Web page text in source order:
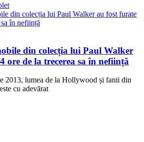
din colecția lui Paul Walker
ore de la trecerea sa în neființă
2013, lumea de la Hollywood și fanii din
cu adevărat